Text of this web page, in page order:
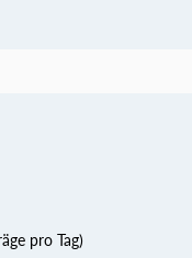
pro Tag)